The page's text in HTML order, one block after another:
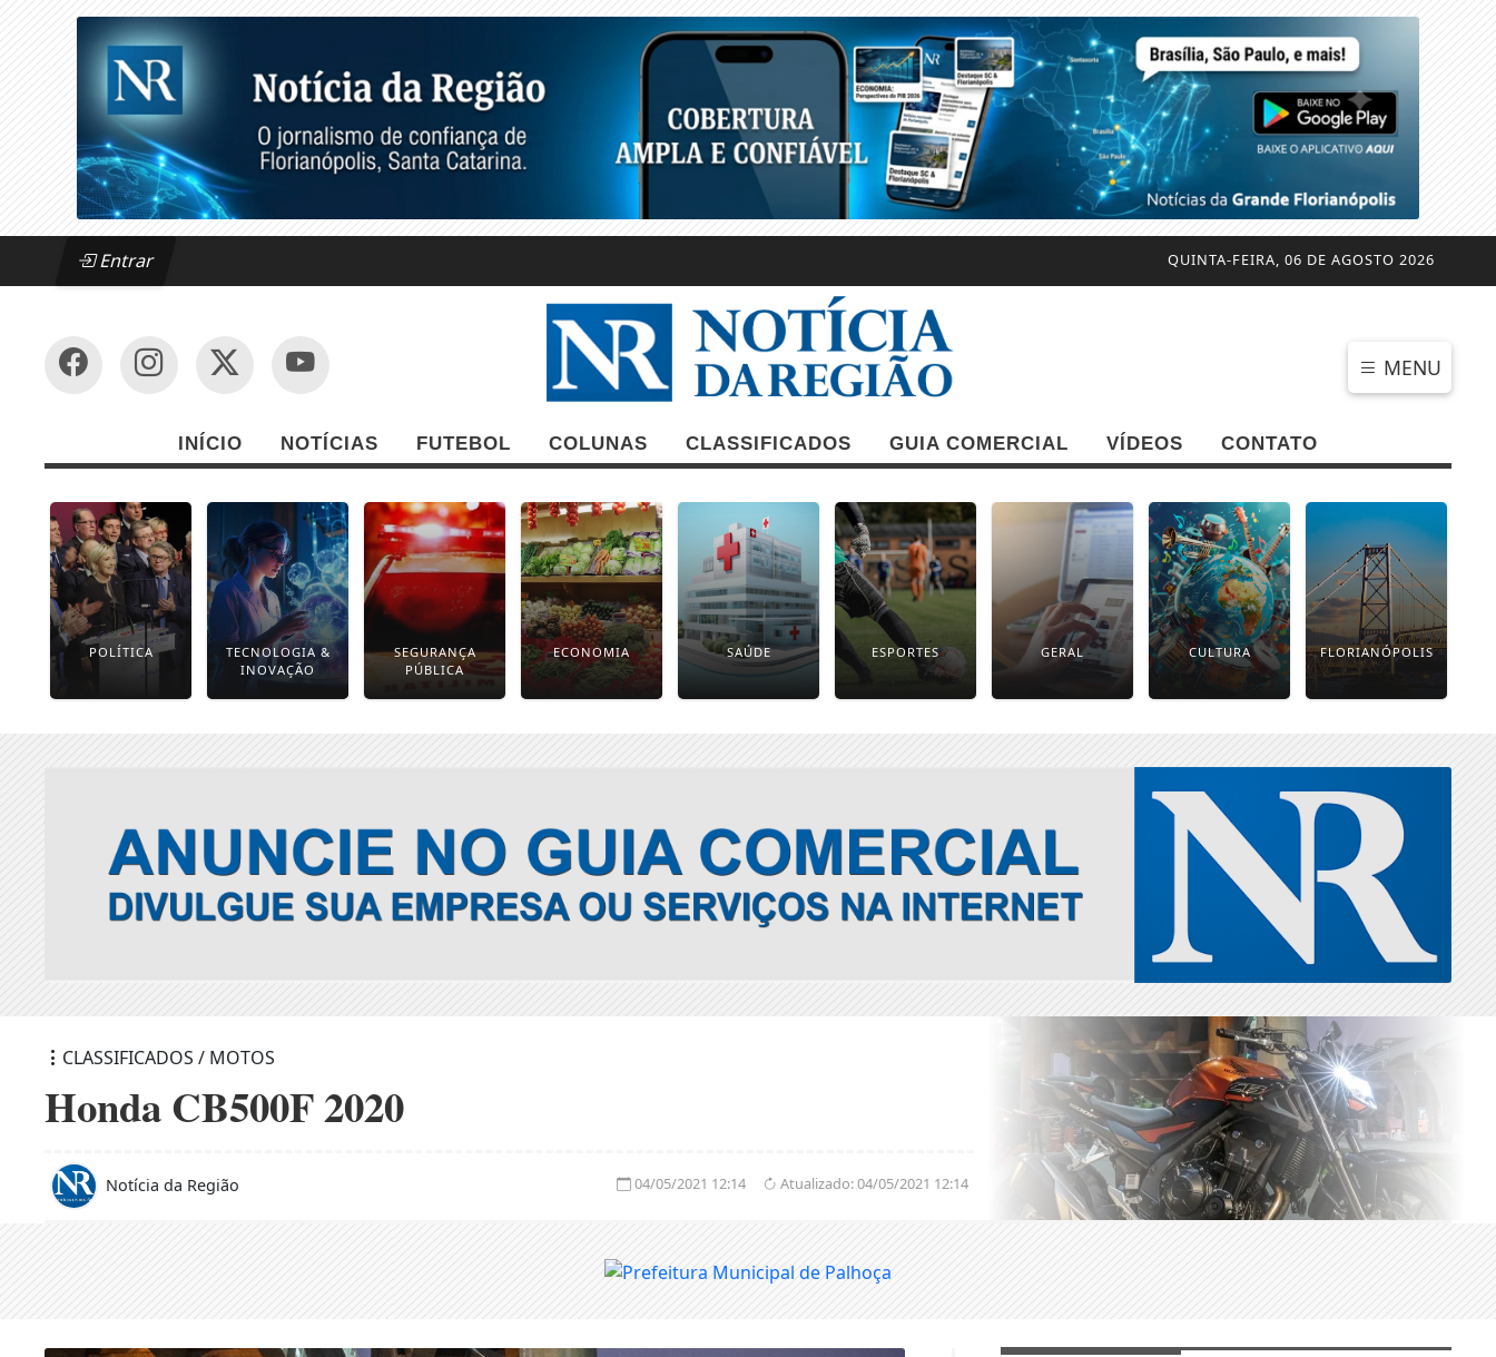
Entrar QUINTA-FEIRA, 06 DE AGOSTO 2026
MENU
INÍCIO NOTÍCIAS FUTEBOL COLUNAS CLASSIFICADOS GUIA COMERCIAL VÍDEOS CONTATO
POLÍTICA
TECNOLOGIA &
INOVAÇÃO
SEGURANÇA
PÚBLICA
ECONOMIA SAÚDE ESPORTES GERAL CULTURA FLORIANÓPOLIS
CLASSIFICADOS / MOTOS
Honda CB500F 2020
Notícia da Região Atualizado:04/05/2021 12:14
04/05/2021 12:14